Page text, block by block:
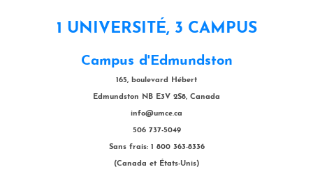
1 UNIVERSITÉ, 3 CAMPUS
Campus d'Edmundston
165, boulevard Hébert
Edmundston NB E3V 2S8, Canada
info@umce.ca
506 737-5049
Sans frais: 1 800 363-8336
(Canada et États-Unis)